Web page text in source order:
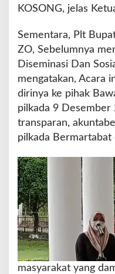
KOSONG, jelas
Sementara, Plt
ZO, Sebelumnya
Diseminasi Dan
mengatakan, Acara
dirinya ke pihak
pilkada 9 Desember
transparan,
pilkada
masyarakat yang